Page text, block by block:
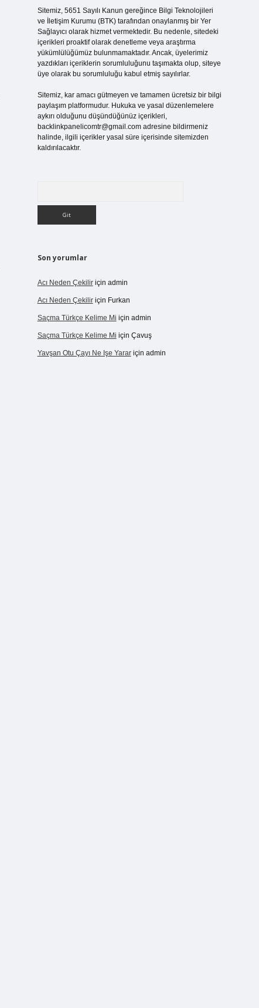
Sitemiz, 5651 Sayılı Kanun gereğince Bilgi Teknolojileri
ve İletişim Kurumu (BTK) tarafından onaylanmış bir Yer
Sağlayıcı olarak hizmet vermektedir. Bu nedenle, sitedeki
içerikleri proaktif olarak denetleme veya araştırma
yükümlülüğümüz bulunmamaktadır. Ancak, üyelerimiz
yazdıkları içeriklerin sorumluluğunu taşımakta olup, siteye
üye olarak bu sorumluluğu kabul etmiş sayılırlar.
Sitemiz, kar amacı gütmeyen ve tamamen ücretsiz bir bilgi
paylaşım platformudur. Hukuka ve yasal düzenlemelere
aykırı olduğunu düşündüğünüz içerikleri,
backlinkpanelicomtr@gmail.comadresine bildirmeniz
halinde, ilgili içerikler yasal süre içerisinde sitemizden
kaldırılacaktır.
Son yorumlar
Acı Neden Çekiliriçin admin
Acı Neden Çekiliriçin Furkan
Saçma Türkçe Kelime Mi için admin
Saçma Türkçe Kelime Mi için Çavuş
Yavşan Otu Çayı Ne Işe Yarariçin admin